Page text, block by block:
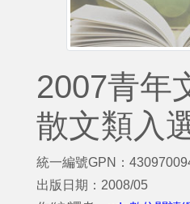
2007青年
散文類入
統一編號GPN：
出版日期：2008/05